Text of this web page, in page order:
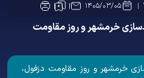
۱۴۰۵/۰۳/۰۵
خرمشهر و روز مقاومت
خرمشهر و روز مقاومت دزفول،